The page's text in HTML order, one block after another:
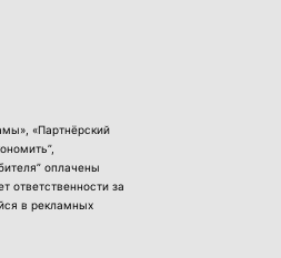
«Партнёрский
оплачены
ответственности за
в рекламных